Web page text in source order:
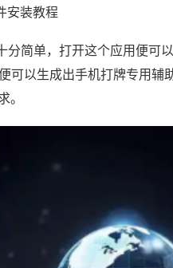
安装教程
分简单，打开这个应用便可
可以生成出手机打牌专用辅
。